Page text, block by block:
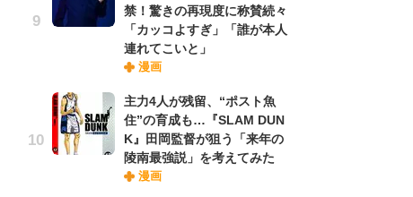
禁！驚きの再現度に称賛続々
「カッコよすぎ」「誰が本人
連れてこいと」
漫画
主力4人が残留、“ポスト魚
住”の育成も…『SLAM DUN
K』田岡監督が狙う「来年の
陵南最強説」を考えてみた
漫画